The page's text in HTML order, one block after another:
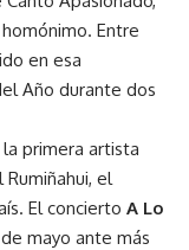
Entre
en esa
Año durante dos
la primera artista
el
El concierto A Lo
mayo ante más